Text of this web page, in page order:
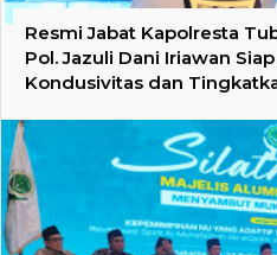
Resmi Jabat Kapolresta
Pol. Jazuli Dani Iriawan
Kondusivitas dan